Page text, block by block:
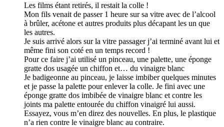
Les films étant retirés, il restait la colle !
Mon fils venait de passer 1 heure sur sa vitre avec de l’alcool
à brûler, acétone et autres produits plus décapant les un que
les autres.
Je suis arrivé alors sur la vitre passager j’ai terminé avant lui et
même fini son coté en un temps record !
Pour ce faire j’ai utilisé un pinceau, une palette, une éponge
gratte dos usagée un chiffon et… du vinaigre blanc
Je badigeonne au pinceau, je laisse imbiber quelques minutes
et je passe la palette pour enlever la colle. Je fini avec une
éponge gratte dos imbibée de vinaigre blanc et contre les
joints ma palette entourée du chiffon vinaigré lui aussi.
Essayez, vous m’en direz des nouvelles. En plus, le plastique
n’a rien contre le vinaigre blanc au contraire.